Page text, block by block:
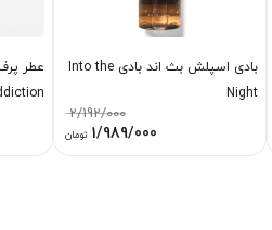
بادی اسپلش بث اند بادی Into the
Night
2/192/000
قیمت
1/989/000 تومانقیمت
عطر